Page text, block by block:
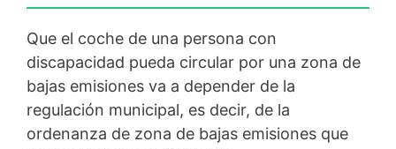
Que el coche de una persona con
discapacidad pueda circular por una zona de
bajas emisiones va a depender de la
regulación municipal, es decir, de la
ordenanza de zona de bajas emisiones que